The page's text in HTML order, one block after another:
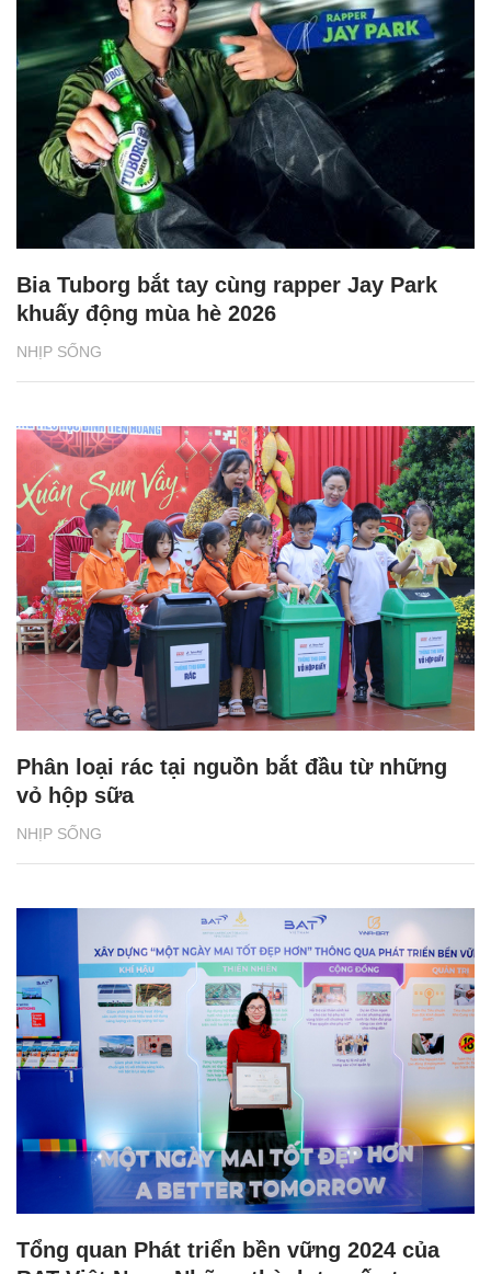
NHỊP SỐNG
Bia Tuborg bắt tay cùng rapper Jay Park
khuấy động mùa hè 2026
NHỊP SỐNG
Phân loại rác tại nguồn bắt đầu từ những
vỏ hộp sữa
Tổng quan Phát triển bền vững 2024 của